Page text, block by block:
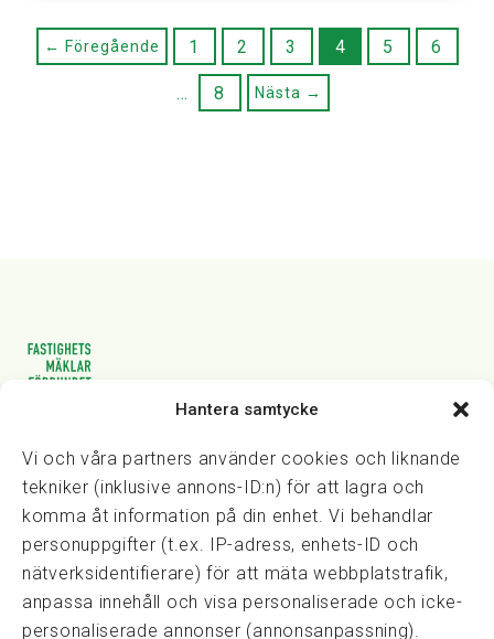
Hantera samtycke
Vi och våra partners använder cookies och liknande
tekniker (inklusive annons-ID:n) för att lagra och
komma åt information på din enhet. Vi behandlar
personuppgifter (t.ex. IP-adress, enhets-ID och
nätverksidentifierare) för att mäta webbplatstrafik,
anpassa innehåll och visa personaliserade och icke-
personaliserade annonser (annonsanpassning).
← Föregående 1 2 3 4 5 6
… 8 Nästa →
Vasagatan 28, 111 20 Stockholm
kansli@fmf.se
Snabblänkar
Prisexempel
Medarbetare
Policies & integritet